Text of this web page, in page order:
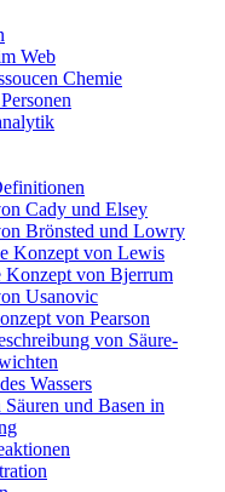
Web
Chemie
Cady und Elsey
Brönsted und Lowry
Konzept von Lewis
Konzept von Bjerrum
Usanovic
von Pearson
von Säure-
Wassers
und Basen in